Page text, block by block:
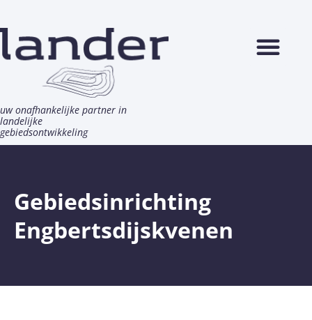
inhoud
uw onafhankelijke partner in
landelijke
gebiedsontwikkeling
Gebiedsinrichting
Engbertsdijskvenen